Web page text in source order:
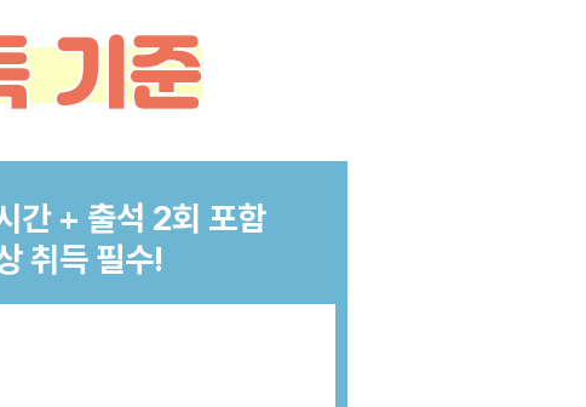
간 + 출석 2회 포함
취득 필수!